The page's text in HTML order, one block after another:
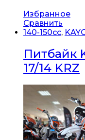
Избранное
Сравнить
140-150сс,
Питбайк
17/14 KRZ